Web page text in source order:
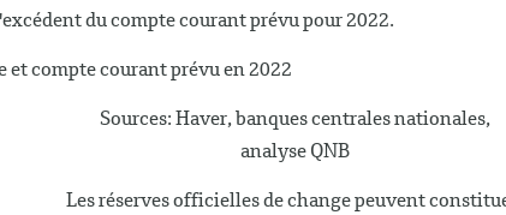
du compte courant prévu pour 2022.
et compte courant prévu en 2022
Sources: Haver, banques centrales nationales,
analyse QNB
Les réserves officielles de change peuvent